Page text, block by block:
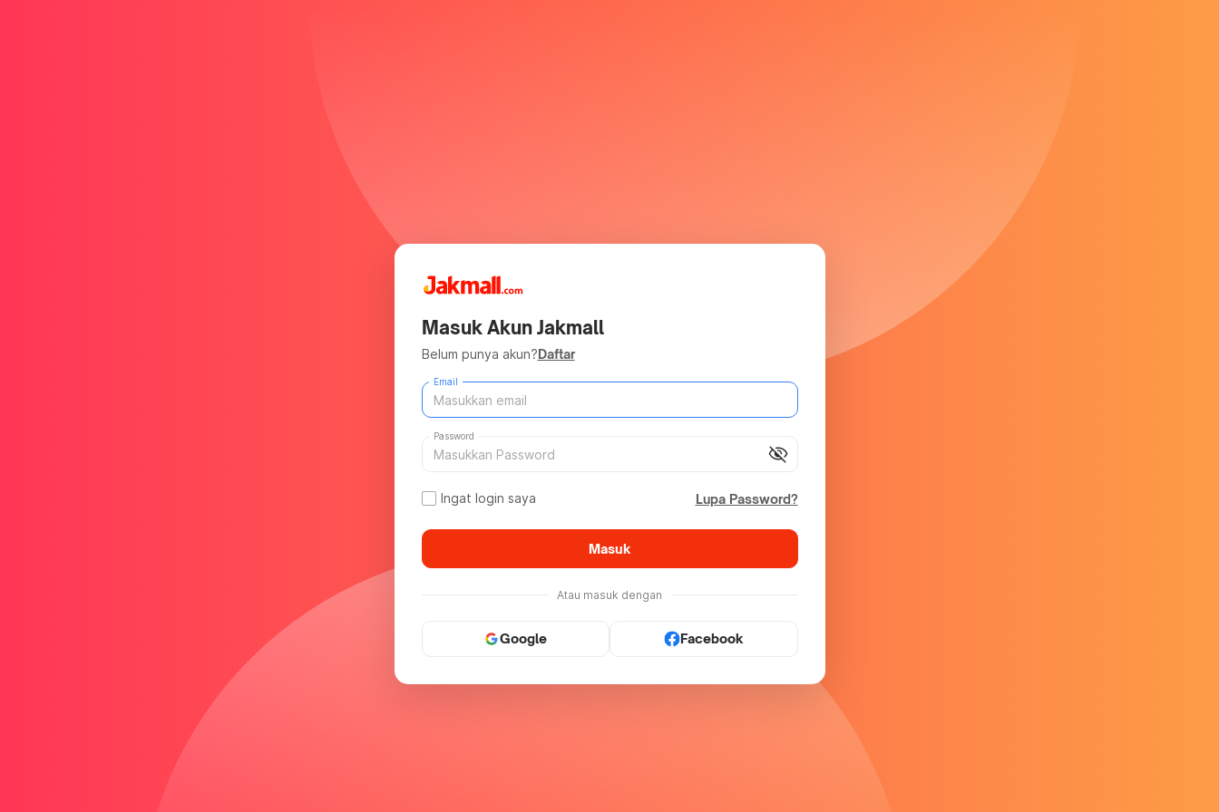
Masuk Akun Jakmall
Belum punya akun?Daftar
Email
visibility_off
Password
Ingat login saya Lupa Password?
Masuk
Atau masuk dengan
Google Facebook